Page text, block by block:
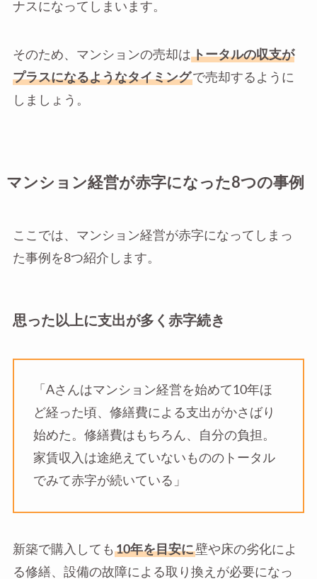
ナスになってしまいます。
そのため、マンションの売却はトータルの収支が
プラスになるようなタイミングで売却するように
しましょう。
マンション経営が赤字になった8つの事例
ここでは、マンション経営が赤字になってしまっ
た事例を8つ紹介します。
思った以上に支出が多く赤字続き
「Aさんはマンション経営を始めて10年ほ
ど経った頃、修繕費による支出がかさばり
始めた。修繕費はもちろん、自分の負担。
家賃収入は途絶えていないもののトータル
でみて赤字が続いている」
新築で購入しても 10年を目安に壁や床の劣化によ
る修繕、設備の故障による取り換えが必要になっ